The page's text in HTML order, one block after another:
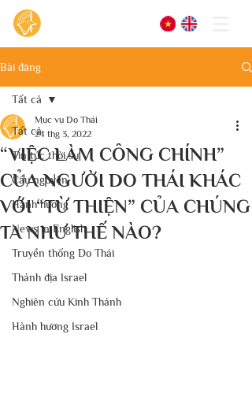
Bài đăng
Tất cả
Tin tức thời sự
Cầu nguyện
Hành hương
News in English
Truyền thống Do Thái
Thánh địa Israel
Nghiên cứu Kinh Thánh
Hành hương Israel
Tất cả
“VIỆC LÀM CÔNG CHÍNH”
CỦA NGƯỜI DO THÁI KHÁC
VỚI “TỪ THIỆN” CỦA CHÚNG
TA NHƯ THẾ NÀO?
Mục vụ Do Thái
24 thg 3, 2022